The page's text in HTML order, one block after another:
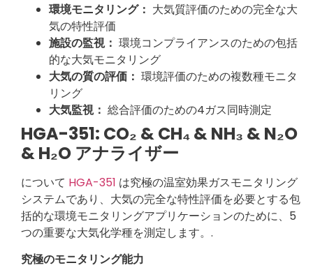
環境モニタリング： 大気質評価のための完全な大
気の特性評価
施設の監視： 環境コンプライアンスのための包括
的な大気モニタリング
大気の質の評価： 環境評価のための複数種モニタ
リング
大気監視： 総合評価のための4ガス同時測定
HGA-351: CO₂ & CH₄ & NH₃ & N₂O
& H₂O アナライザー
について HGA-351 は究極の温室効果ガスモニタリング
システムであり、大気の完全な特性評価を必要とする包
括的な環境モニタリングアプリケーションのために、5
つの重要な大気化学種を測定します。.
究極のモニタリング能力